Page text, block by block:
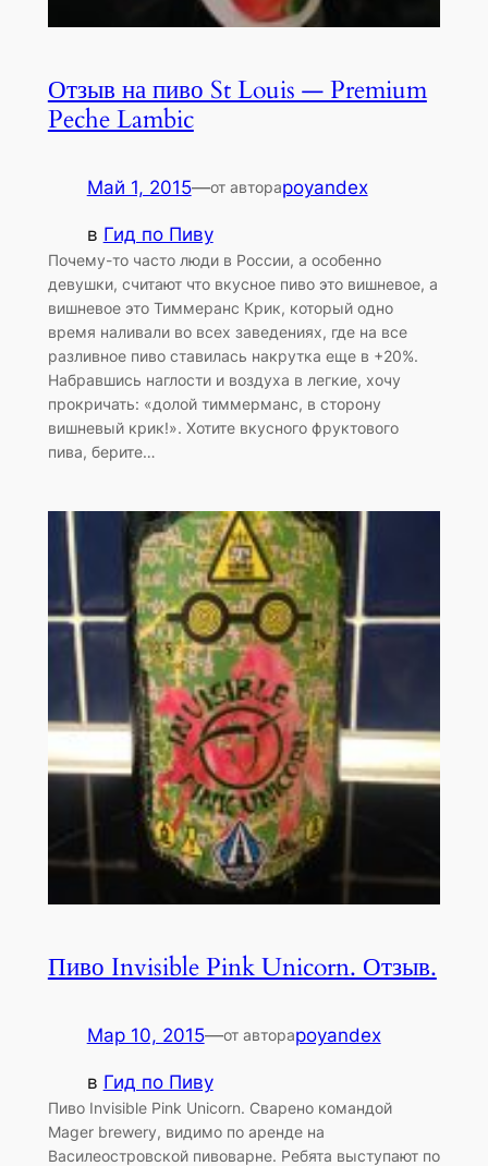
Отзыв на пиво St Louis — Premium
Peche Lambic
Май 1, 2015—от автораpoyandex
в Гид по Пиву
Почему-то часто люди в России, а особенно
девушки, считают что вкусное пиво это вишневое, а
вишневое это Тиммеранс Крик, который одно
время наливали во всех заведениях, где на все
разливное пиво ставилась накрутка еще в +20%.
Набравшись наглости и воздуха в легкие, хочу
прокричать: «долой тиммерманс, в сторону
вишневый крик!». Хотите вкусного фруктового
пива, берите…
Пиво Invisible Pink Unicorn. Отзыв.
Мар 10, 2015—от автораpoyandex
в Гид по Пиву
Пиво Invisible Pink Unicorn. Сварено командой
Mager brewery, видимо по аренде на
Василеостровской пивоварне. Ребята выступают по